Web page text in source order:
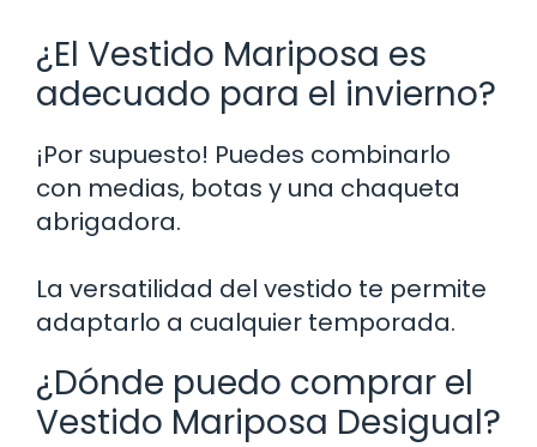
¿El Vestido Mariposa es
adecuado para el invierno?
¡Por supuesto! Puedes combinarlo
con medias, botas y una chaqueta
abrigadora.
La versatilidad del vestido te permite
adaptarlo a cualquier temporada.
¿Dónde puedo comprar el
Vestido Mariposa Desigual?